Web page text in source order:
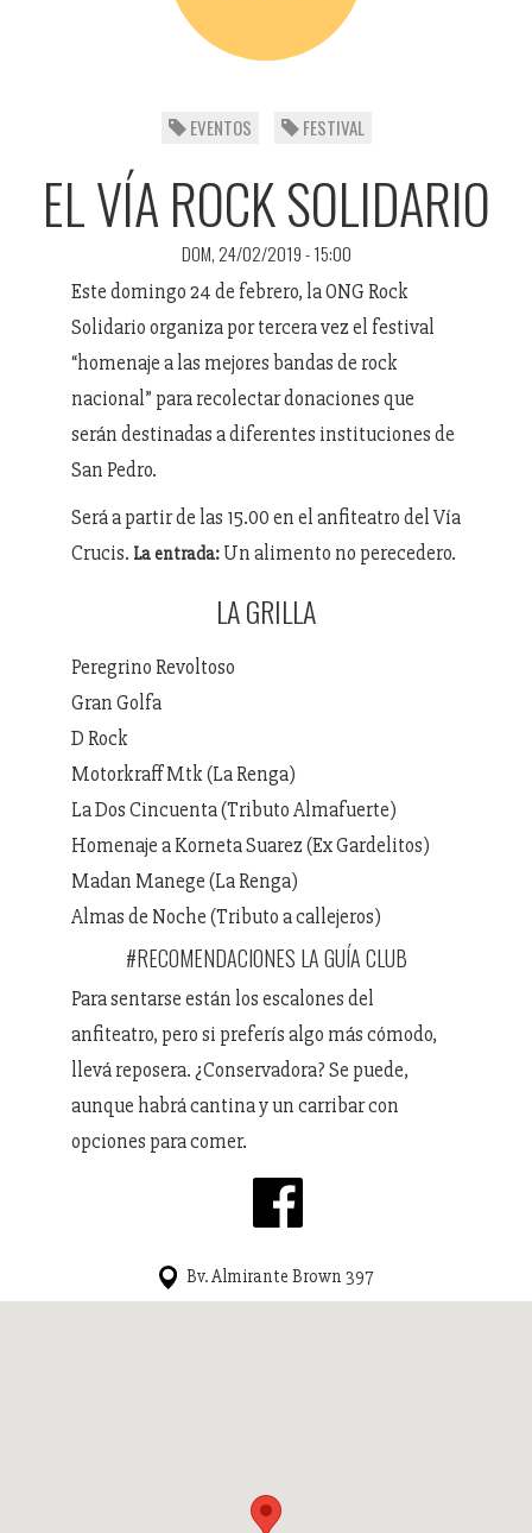
EVENTOS FESTIVAL
EL VÍA ROCK SOLIDARIO
DOM, 24/02/2019 - 15:00
Este domingo 24 de febrero, la ONG Rock
Solidario organiza por tercera vez el festival
“homenaje a las mejores bandas de rock
nacional” para recolectar donaciones que
serán destinadas a diferentes instituciones de
San Pedro.
Será a partir de las 15.00 en el anfiteatro del Vía
Crucis. La entrada: Un alimento no perecedero.
LA GRILLA
Peregrino Revoltoso
Gran Golfa
D Rock
Motorkraff Mtk (La Renga)
La Dos Cincuenta (Tributo Almafuerte)
Homenaje a Korneta Suarez (Ex Gardelitos)
Madan Manege (La Renga)
Almas de Noche (Tributo a callejeros)
#RECOMENDACIONES LA GUÍA CLUB
Para sentarse están los escalones del
anfiteatro, pero si preferís algo más cómodo,
llevá reposera. ¿Conservadora? Se puede,
aunque habrá cantina y un carribar con
opciones para comer.
Bv. Almirante Brown 397